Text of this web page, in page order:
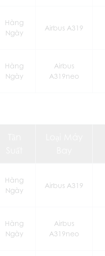
Hàng
Ngày
Airbus A319
Hàng
Ngày
Airbus
A319neo
Hàng
Ngày
Airbus A319
Hàng
Ngày
Airbus
A319neo